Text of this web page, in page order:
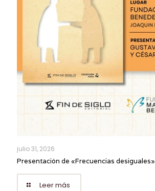
julio 31, 2026
Presentación de «Frecuencias desiguales»
Leer más